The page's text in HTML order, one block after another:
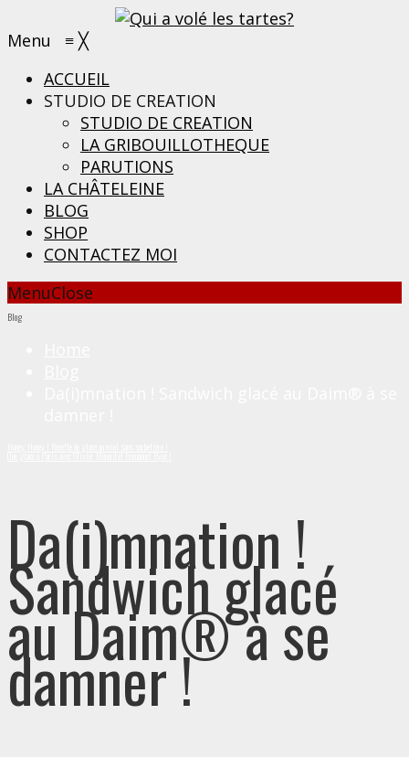
Menu ≡ ╳
ACCUEIL
STUDIO DE CREATION
STUDIO DE CREATION
LA GRIBOUILLOTHEQUE
PARUTIONS
LA CHÂTELEINE
BLOG
SHOP
CONTACTEZ MOI
MenuClose
Blog
Da(i)mnation !
Sandwich glacé
au Daim® à se
damner !